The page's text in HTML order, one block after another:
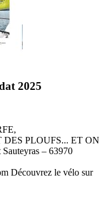
2025
PLOUFS... ET ON
– 63970
Découvrez le vélo sur